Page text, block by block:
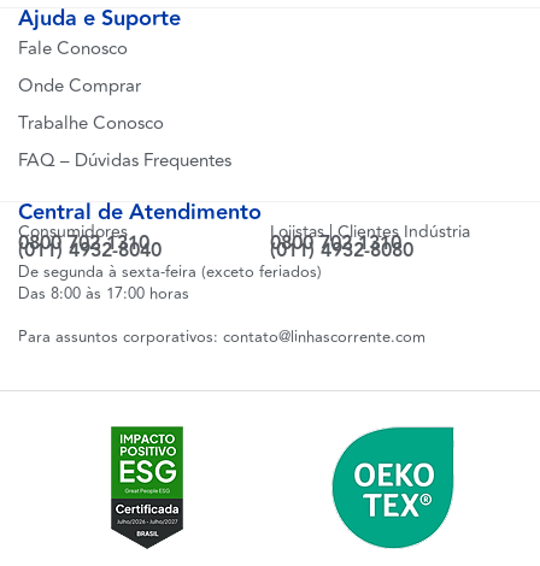
Ajuda e Suporte
Fale Conosco
Onde Comprar
Trabalhe Conosco
FAQ – Dúvidas Frequentes
Central de Atendimento
Consumidores
0800 702 1310
(011) 4932-8040
Lojistas | Clientes Indústria
0800 702 1310
(011) 4932-8080
De segunda à sexta-feira (exceto feriados)
Das 8:00 às 17:00 horas
Para assuntos corporativos: contato@linhascorrente.com